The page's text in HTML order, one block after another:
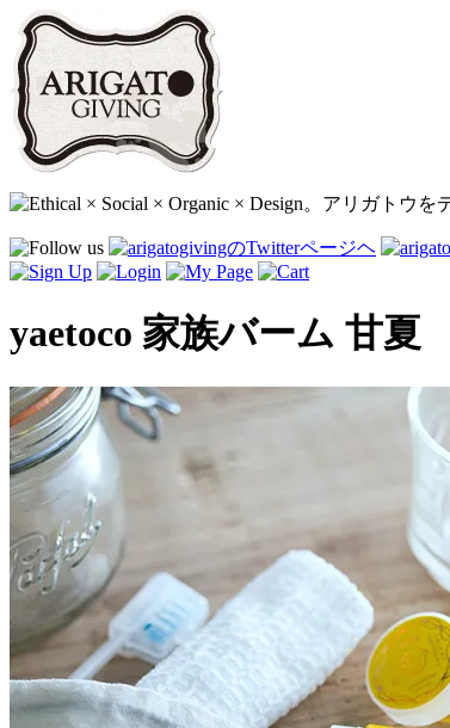
yaetoco 家族バーム 甘夏